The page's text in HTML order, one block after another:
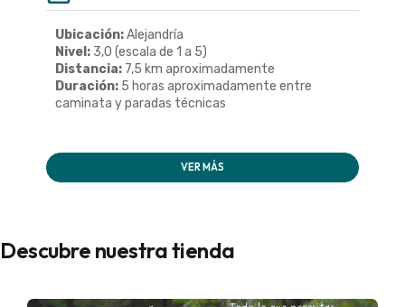
Ubicación:Alejandría
Nivel: 3,0 (escala de 1 a 5)
Distancia: 7,5 km aproximadamente
Duración: 5 horas aproximadamente entre
caminata y paradas técnicas
VER MÁS
Descubre nuestra tienda